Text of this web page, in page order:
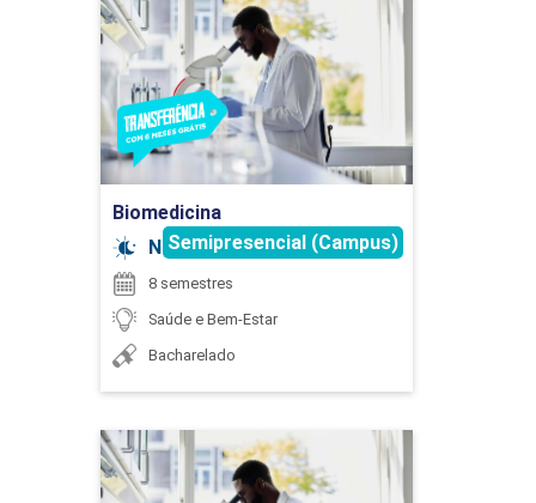
Biomedicina
Noturno
Semipresencial (Campus)
8 semestres
Saúde e Bem-Estar
Bacharelado
Biomedicina
Detalhes do curso
Ir para Inscrição
Biomedicina